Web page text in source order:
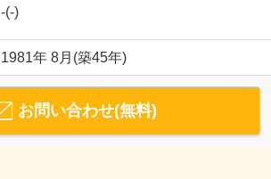
-(-)
1981年 8月(築45年)
お問い合わせ(無料)